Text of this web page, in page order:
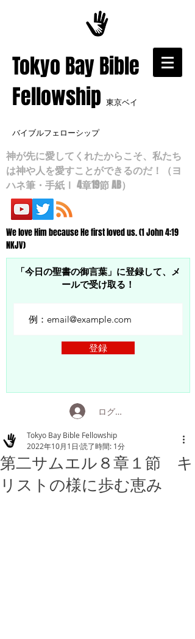
​Tokyo Bay Bible
Fellowship 東京ベイ
バイブルフェローシップ
神が先に愛してくれたからこそ、私たち
は神や人を愛すことができるのだ！（ヨ
ハネ筆・手紙Ⅰ 4章19節 AB）
We love Him because He first loved us. (1 John 4:19
NKJV)
「今日の聖書の御言葉」に登録して、メ
ールで受け取る！
登録
ログイン
第二サムエル８章１節 キ
リストの様に歩む恵み
Tokyo Bay Bible Fellowship
2022年10月1日 読了時間: 1分